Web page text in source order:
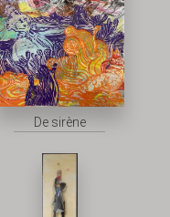
De sirène